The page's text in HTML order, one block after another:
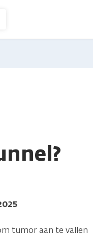
tumor aan te vallen